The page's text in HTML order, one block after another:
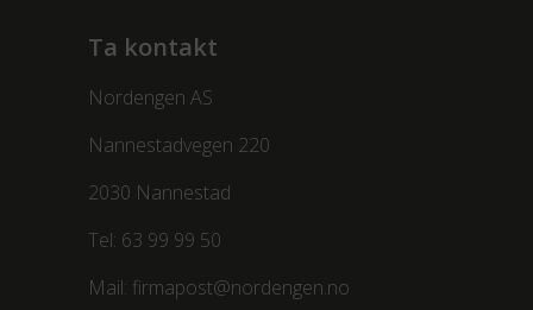
Ta kontakt
Nordengen AS
Nannestadvegen 220
2030 Nannestad
Tel: 63 99 99 50
Mail: firmapost@nordengen.no